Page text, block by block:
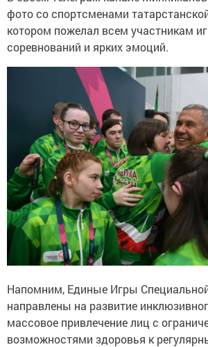
фото со спортсменами
котором пожелал всем участникам
соревнований и ярких эмоций.
Напомним, Единые Игры
направлены на развитие
массовое привлечение лиц с
возможностями здоровья к